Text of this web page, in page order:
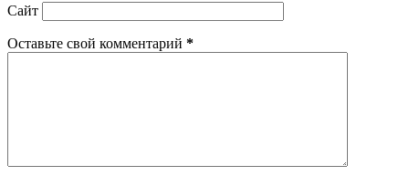
Сайт
Оставьте свой комментарий *